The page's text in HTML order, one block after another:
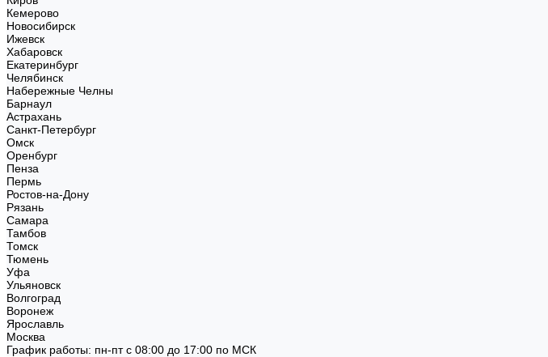
Кемерово
Новосибирск
Ижевск
Хабаровск
Екатеринбург
Челябинск
Набережные Челны
Барнаул
Астрахань
Санкт-Петербург
Омск
Оренбург
Пенза
Пермь
Ростов-на-Дону
Рязань
Самара
Тамбов
Томск
Тюмень
Уфа
Ульяновск
Волгоград
Воронеж
Ярославль
Москва
График работы: пн-пт с 08:00 до 17:00 по МСК